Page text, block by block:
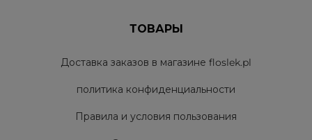
ТОВАРЫ
Доставка заказов в магазине floslek.pl
политика конфиденциальности
Правила и условия пользования